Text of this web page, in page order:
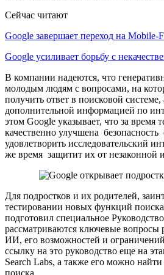
Сейчас читают
Google завершает переход на Mobile-
Google усиливает борьбу с
В компании надеются, что
молодым людям с вопросами, на
получить ответ в поисковой системе,
дополнительной информацией по
этом Google указывает, что за время
качественно улучшена
удовлетворить исследовательский
же время защитит их от незаконной
Для подростков и их родителей,
тестировании новых функций
подготовил специальное
рассматриваются ключевые вопросы
ИИ, его возможностей и
ссылку на это руководство еще на
Search Labs, а также его можно
поиска.